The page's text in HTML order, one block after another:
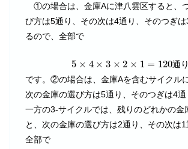
①の場合は、金庫Aに津八雲区すると、
び方は5通り、その次は4通り、そのつぎ
るので、全部で
5 × 4 × 3 × 2 × 1 = 120
5 ×4 × 3× 2 ×1 = 120
通
です。②の場合は、金庫Aを含むサイクル
次の金庫の選び方は5通り、そのつぎは4通
一方の3-サイクルでは、残りのどれかの金
と、次の金庫の選び方は2通り、その次は1
全部で